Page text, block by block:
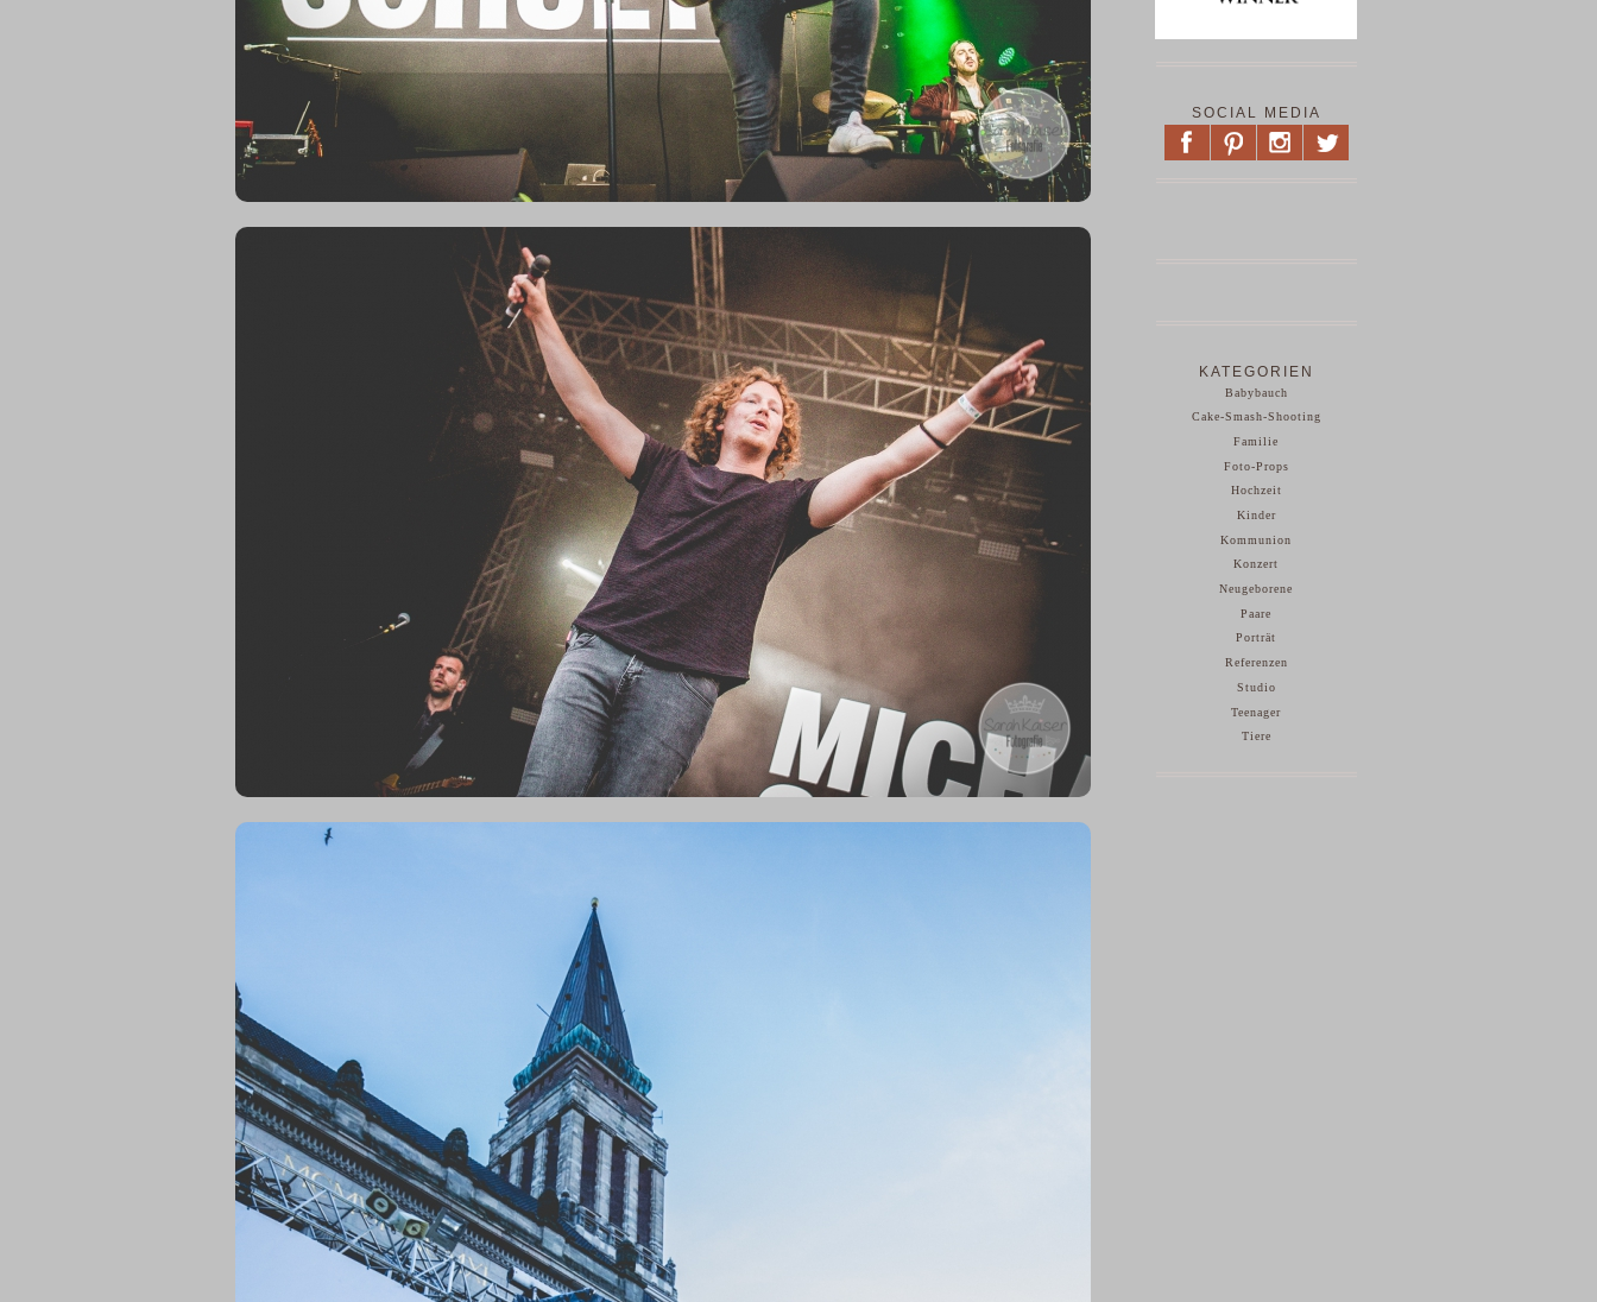
SOCIAL MEDIA
KATEGORIEN
Babybauch
Cake-Smash-Shooting
Familie
Foto-Props
Hochzeit
Kinder
Kommunion
Konzert
Neugeborene
Paare
Porträt
Referenzen
Studio
Teenager
Tiere